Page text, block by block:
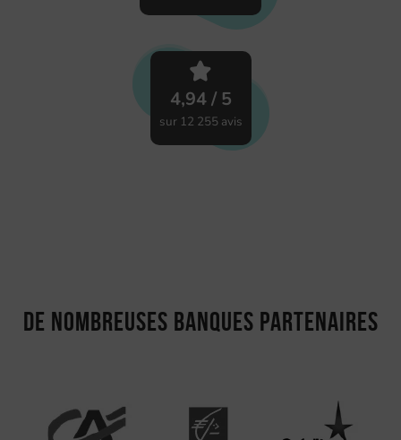
4,94 / 5
sur 12 255 avis
De nombreuses banques partenaires